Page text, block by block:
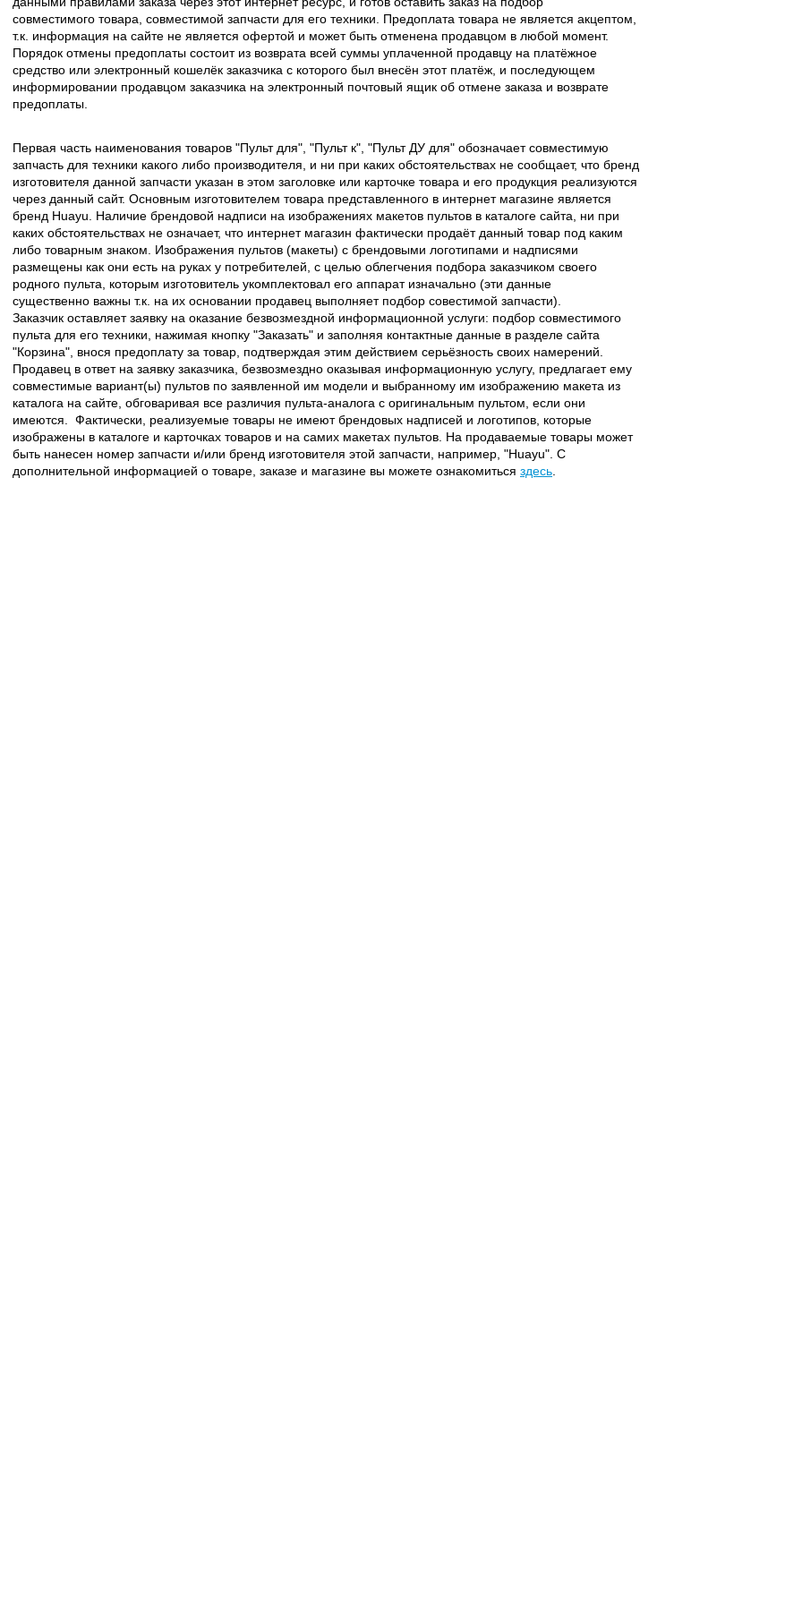
совместимого товара, совместимой запчасти для его техники. Предоплата товара не является акцептом,
т.к. информация на сайте не является офертой и может быть отменена продавцом в любой момент.
Порядок отмены предоплаты состоит из возврата всей суммы уплаченной продавцу на платёжное
средство или электронный кошелёк заказчика с которого был внесён этот платёж, и последующем
информировании продавцом заказчика на электронный почтовый ящик об отмене заказа и возврате
предоплаты.
Первая часть наименования товаров "Пульт для", "Пульт к", "Пульт ДУ для" обозначает совместимую
запчасть для техники какого либо производителя, и ни при каких обстоятельствах не сообщает, что бренд
изготовителя данной запчасти указан в этом заголовке или карточке товара и его продукция реализуются
через данный сайт. Основным изготовителем товара представленного в интернет магазине является
бренд Huayu. Наличие брендовой надписи на изображениях макетов пультов в каталоге сайта, ни при
каких обстоятельствах не означает, что интернет магазин фактически продаёт данный товар под каким
либо товарным знаком. Изображения пультов (макеты) с брендовыми логотипами и надписями
размещены как они есть на руках у потребителей, с целью облегчения подбора заказчиком своего
родного пульта, которым изготовитель укомплектовал его аппарат изначально (эти данные
существенно важны т.к. на их основании продавец выполняет подбор совестимой запчасти).
Заказчик оставляет заявку на оказание безвозмездной информационной услуги: подбор совместимого
пульта для его техники, нажимая кнопку "Заказать" и заполняя контактные данные в разделе сайта
"Корзина", внося предоплату за товар, подтверждая этим действием серьёзность своих намерений.
Продавец в ответ на заявку заказчика, безвозмездно оказывая информационную услугу, предлагает ему
совместимые вариант(ы) пультов по заявленной им модели и выбранному им изображению макета из
каталога на сайте, обговаривая все различия пульта-аналога с оригинальным пультом, если они
имеются. Фактически, реализуемые товары не имеют брендовых надписей и логотипов, которые
изображены в каталоге и карточках товаров и на самих макетах пультов. На продаваемые товары может
быть нанесен номер запчасти и/или бренд изготовителя этой запчасти, например, "Huayu". С
дополнительной информацией о товаре, заказе и магазине вы можете ознакомиться здесь